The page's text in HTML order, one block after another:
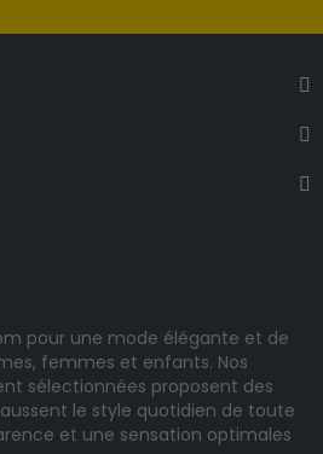
pour une mode élégante et de
femmes et enfants. Nos
sélectionnées proposent des
le style quotidien de toute
et une sensation optimales